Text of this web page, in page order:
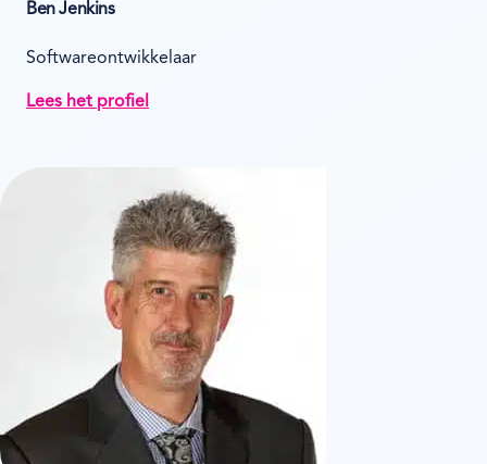
Ben Jenkins
Softwareontwikkelaar
Lees het profiel